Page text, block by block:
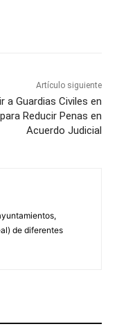
Artículo siguiente
a Guardias Civiles en
Reducir Penas en
Acuerdo Judicial
de diferentes